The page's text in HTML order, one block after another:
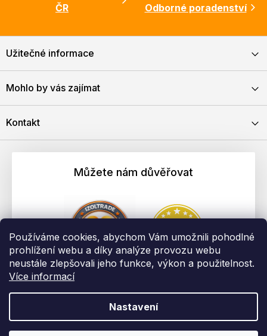
Používáme cookies, abychom Vám umožnili pohodlné
prohlížení webu a díky analýze provozu webu
neustále zlepšovali jeho funkce, výkon a použitelnost.
Více informací
Nastavení
ČR
Odborné poradenství
Užitečné informace
Mohlo by vás zajímat
Kontakt
Můžete nám důvěřovat
Vytvořil Shoptet